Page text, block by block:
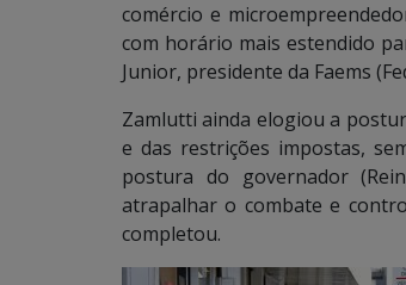
comércio e
com horário mais estendido
Junior, presidente da Faems
Zamlutti ainda elogiou a
e das restrições impostas,
postura do governador
atrapalhar o combate e
completou.